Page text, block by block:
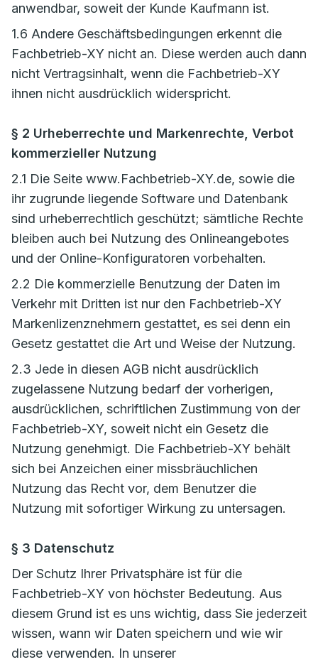
anwendbar, soweit der Kunde Kaufmann ist.
1.6 Andere Geschäftsbedingungen erkennt die
Fachbetrieb-XY nicht an. Diese werden auch dann
nicht Vertragsinhalt, wenn die Fachbetrieb-XY
ihnen nicht ausdrücklich widerspricht.
§ 2 Urheberrechte und Markenrechte, Verbot
kommerzieller Nutzung
2.1 Die Seite www.Fachbetrieb-XY.de, sowie die
ihr zugrunde liegende Software und Datenbank
sind urheberrechtlich geschützt; sämtliche Rechte
bleiben auch bei Nutzung des Onlineangebotes
und der Online-Konfiguratoren vorbehalten.
2.2 Die kommerzielle Benutzung der Daten im
Verkehr mit Dritten ist nur den Fachbetrieb-XY
Markenlizenznehmern gestattet, es sei denn ein
Gesetz gestattet die Art und Weise der Nutzung.
2.3 Jede in diesen AGB nicht ausdrücklich
zugelassene Nutzung bedarf der vorherigen,
ausdrücklichen, schriftlichen Zustimmung von der
Fachbetrieb-XY, soweit nicht ein Gesetz die
Nutzung genehmigt. Die Fachbetrieb-XY behält
sich bei Anzeichen einer missbräuchlichen
Nutzung das Recht vor, dem Benutzer die
Nutzung mit sofortiger Wirkung zu untersagen.
§ 3 Datenschutz
Der Schutz Ihrer Privatsphäre ist für die
Fachbetrieb-XY von höchster Bedeutung. Aus
diesem Grund ist es uns wichtig, dass Sie jederzeit
wissen, wann wir Daten speichern und wie wir
diese verwenden. In unserer